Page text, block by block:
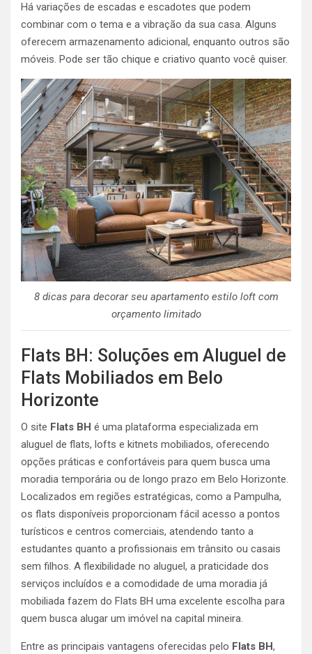
Há variações de escadas e escadotes que podem
combinar com o tema e a vibração da sua casa. Alguns
oferecem armazenamento adicional, enquanto outros são
móveis. Pode ser tão chique e criativo quanto você quiser.
8 dicas para decorar seu apartamento estilo loft com
orçamento limitado
Flats BH: Soluções em Aluguel de
Flats Mobiliados em Belo
Horizonte
O site Flats BH é uma plataforma especializada em
aluguel de flats, lofts e kitnets mobiliados, oferecendo
opções práticas e confortáveis para quem busca uma
moradia temporária ou de longo prazo em Belo Horizonte.
Localizados em regiões estratégicas, como a Pampulha,
os flats disponíveis proporcionam fácil acesso a pontos
turísticos e centros comerciais, atendendo tanto a
estudantes quanto a profissionais em trânsito ou casais
sem filhos. A flexibilidade no aluguel, a praticidade dos
serviços incluídos e a comodidade de uma moradia já
mobiliada fazem do Flats BH uma excelente escolha para
quem busca alugar um imóvel na capital mineira​.
Entre as principais vantagens oferecidas pelo Flats BH,